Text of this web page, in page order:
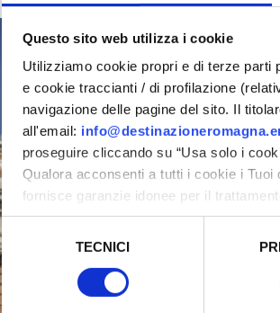
Questo sito web utilizza i cookie
Utilizziamo cookie propri e di terze parti
e cookie traccianti / di profilazione
navigazione delle pagine del sito. Il
all'email:
proseguire cliccando su “Usa solo i
Qualora acconsenti a tutti i cookie i
fornisce garanzie idonee per il
sicurezza a Tutela dei navigatori, che
del
consenso
TECNICI